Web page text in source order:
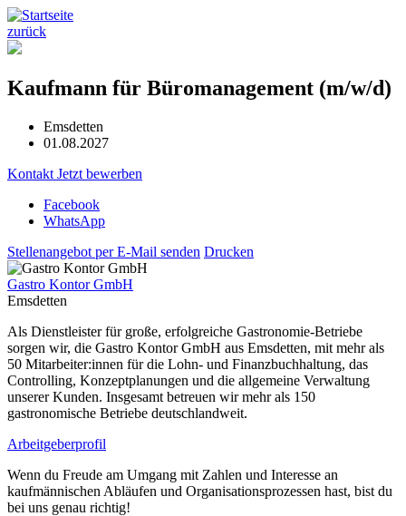
zurück
Kaufmann für Büromanagement (m/w/d)
Emsdetten
01.08.2027
Kontakt Jetzt bewerben
Facebook
WhatsApp
Stellenangebot per E-Mail senden Drucken
Gastro Kontor GmbH
Emsdetten
Als Dienstleister für große, erfolgreiche Gastronomie-Betriebe
sorgen wir, die Gastro Kontor GmbH aus Emsdetten, mit mehr als
50 Mitarbeiter:innen für die Lohn- und Finanzbuchhaltung, das
Controlling, Konzeptplanungen und die allgemeine Verwaltung
unserer Kunden. Insgesamt betreuen wir mehr als 150
gastronomische Betriebe deutschlandweit.
Arbeitgeberprofil
Wenn du Freude am Umgang mit Zahlen und Interesse an
kaufmännischen Abläufen und Organisationsprozessen hast, bist du
bei uns genau richtig!